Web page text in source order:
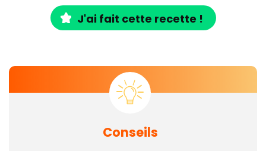
J'ai fait cette recette !
Conseils